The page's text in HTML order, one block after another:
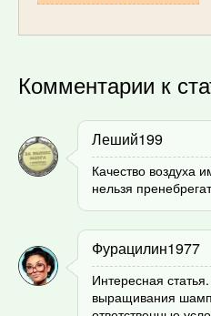
Комментарии к
Леший199
Качество воздуха
нельзя
Фурацилин1977
Интересная
выращивания